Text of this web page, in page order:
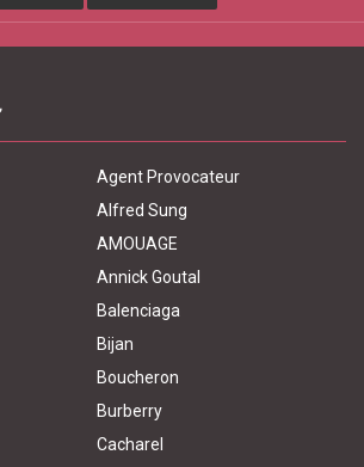
Agent Provocateur
Alfred Sung
AMOUAGE
Annick Goutal
Balenciaga
Bijan
Boucheron
Burberry
Cacharel